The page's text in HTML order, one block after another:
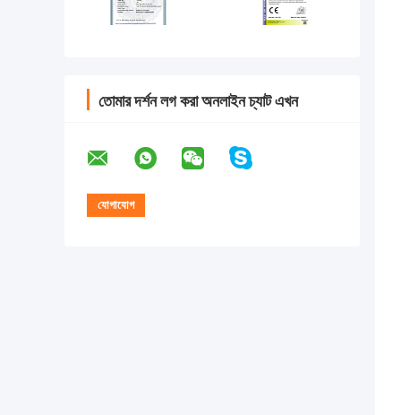
তোমার দর্শন লগ করা অনলাইন চ্যাট এখন